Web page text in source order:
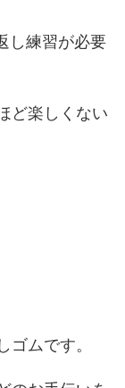
し練習が必要
ど楽しくない
ゴムです。